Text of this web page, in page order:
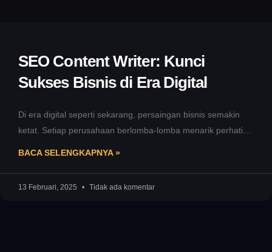
SEO Content Writer: Kunci
Sukses Bisnis di Era Digital
Di era digital seperti sekarang, persaingan bisnis semakin
ketat. Setiap perusahaan berlomba-lomba menarik perhatian
BACA SELENGKAPNYA »
13 Februari, 2025 Tidak ada komentar